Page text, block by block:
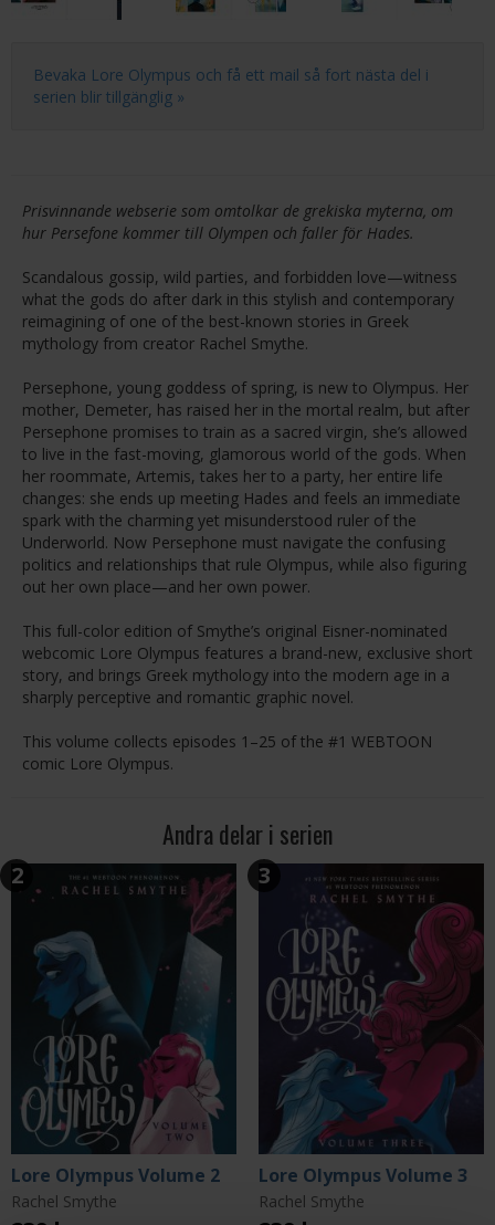
Bevaka Lore Olympus och få ett mail så fort nästa del i
serien blir tillgänglig »
Prisvinnande webserie som omtolkar de grekiska myterna, om
hur Persefone kommer till Olympen och faller för Hades.
Scandalous gossip, wild parties, and forbidden love—witness
what the gods do after dark in this stylish and contemporary
reimagining of one of the best-known stories in Greek
mythology from creator Rachel Smythe.
Persephone, young goddess of spring, is new to Olympus. Her
mother, Demeter, has raised her in the mortal realm, but after
Persephone promises to train as a sacred virgin, she’s allowed
to live in the fast-moving, glamorous world of the gods. When
her roommate, Artemis, takes her to a party, her entire life
changes: she ends up meeting Hades and feels an immediate
spark with the charming yet misunderstood ruler of the
Underworld. Now Persephone must navigate the confusing
politics and relationships that rule Olympus, while also figuring
out her own place—and her own power.
This full-color edition of Smythe’s original Eisner-nominated
webcomic Lore Olympus features a brand-new, exclusive short
story, and brings Greek mythology into the modern age in a
sharply perceptive and romantic graphic novel.
This volume collects episodes 1–25 of the #1 WEBTOON
comic Lore Olympus.
Andra delar i serien
2
Lore Olympus Volume 2
Rachel Smythe
3
Lore Olympus Volume 3
Rachel Smythe